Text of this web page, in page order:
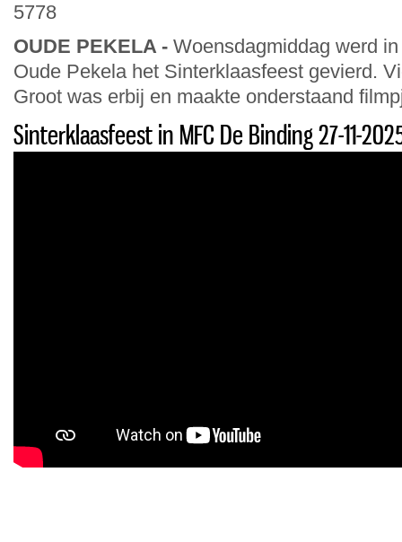
5778
OUDE PEKELA - Woensdagmiddag werd
Oude Pekela het Sinterklaasfeest gevierd.
Groot was erbij en maakte onderstaand
Sinterklaasfeest in MFC De Binding 27-11-